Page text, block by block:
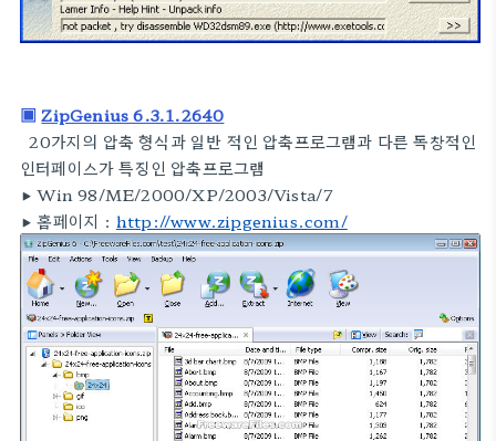
▣ZipGenius 6.3.1.2640
20가지의 압축 형식과 일반 적인 압축프로그램과 다른 독창적인
인터페이스가 특징인 압축프로그램
▶Win 98/ME/2000/XP/2003/Vista/7
▶ 홈페이지 : http://www.zipgenius.com/